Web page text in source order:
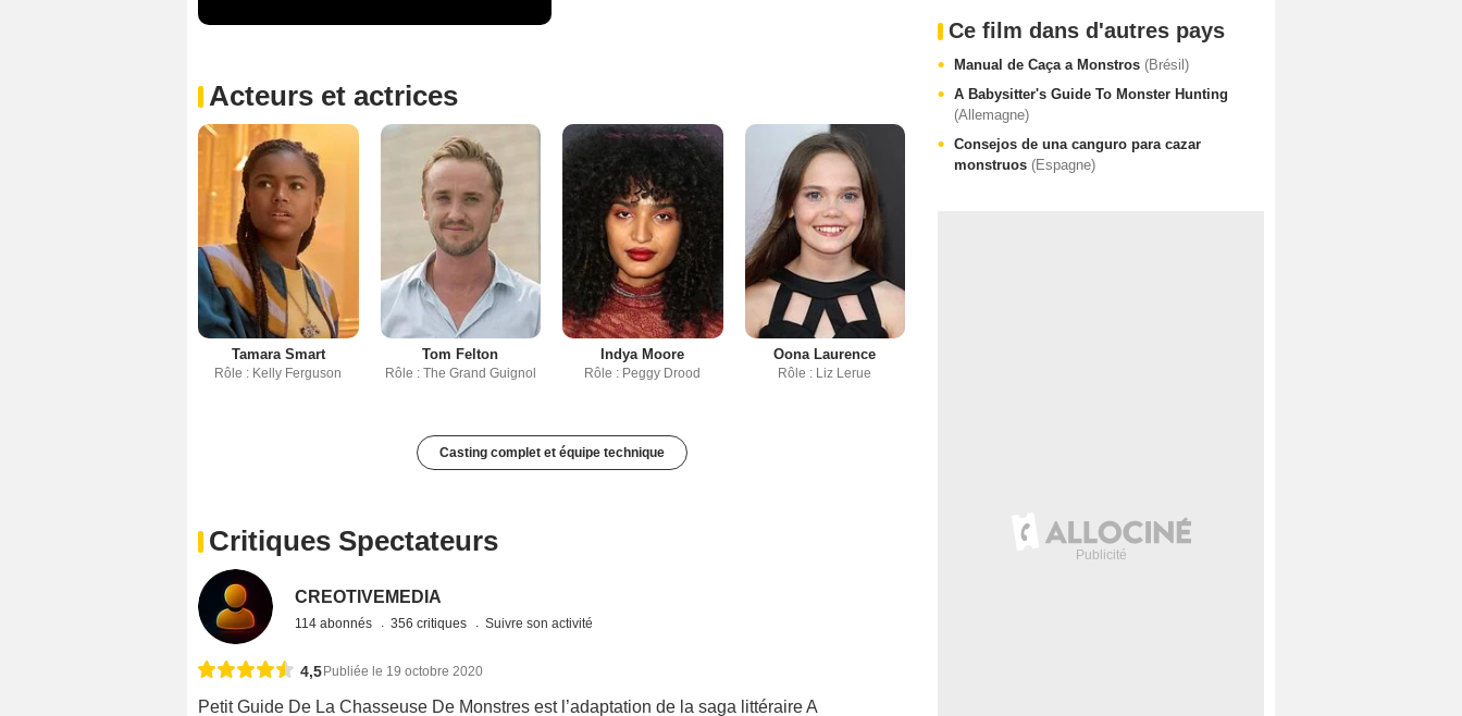
Acteurs et actrices
Tamara Smart
Rôle : Kelly Ferguson
Tom Felton
Rôle : The Grand Guignol
Indya Moore
Rôle : Peggy Drood
Oona Laurence
Rôle : Liz Lerue
Casting complet et équipe technique
Critiques Spectateurs
CREOTIVEMEDIA
114 abonnés 356 critiques Suivre son activité
4,5 Publiée le 19 octobre 2020
Petit Guide De La Chasseuse De Monstres est l’adaptation de la saga littéraire A
Ce film dans d'autres pays
Manual de Caça a Monstros (Brésil)
A Babysitter's Guide To Monster Hunting
(Allemagne)
Consejos de una canguro para cazar
monstruos (Espagne)